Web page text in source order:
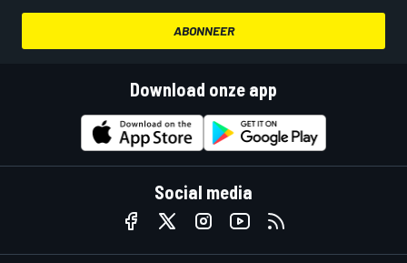
ABONNEER
Download onze app
Social media